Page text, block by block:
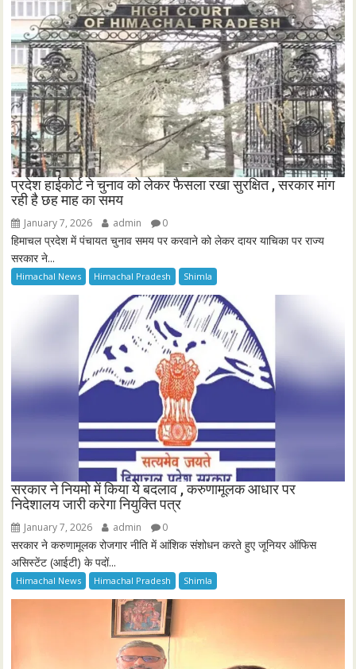
प्रदेश हाईकोर्ट ने चुनाव को लेकर फैसला रखा सुरक्षित , सरकार मांग
रही है छह माह का समय
January 7, 2026 admin 0
हिमाचल प्रदेश में पंचायत चुनाव समय पर करवाने को लेकर दायर याचिका पर राज्य
सरकार ने...
Himachal News Himachal Pradesh Shimla
सरकार ने नियमो में किया ये बदलाव , करुणामूलक आधार पर
निदेशालय जारी करेगा नियुक्ति पत्र
January 7, 2026 admin 0
सरकार ने करुणामूलक रोजगार नीति में आंशिक संशोधन करते हुए जूनियर ऑफिस
असिस्टेंट (आईटी) के पदों...
Himachal News Himachal Pradesh Shimla